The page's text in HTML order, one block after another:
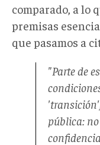
comparado, a lo
premisas
que pasamos a
"Parte de
pública: